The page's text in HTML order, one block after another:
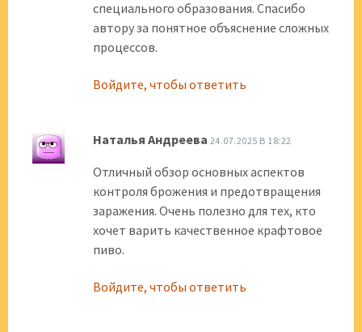
специального образования. Спасибо
автору за понятное объяснение сложных
процессов.
Войдите, чтобы ответить
Наталья Андреева 24.07.2025 В 18:22
Отличный обзор основных аспектов
контроля брожения и предотвращения
заражения. Очень полезно для тех, кто
хочет варить качественное крафтовое
пиво.
Войдите, чтобы ответить